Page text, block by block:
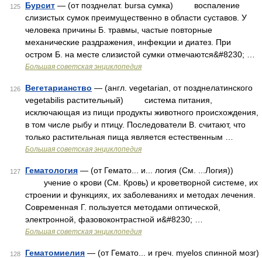
125 Бурсит — (от позднелат. bursa сумка) воспаление
слизистых сумок преимущественно в области суставов. У
человека причины Б. травмы, частые повторные
механические раздражения, инфекции и диатез. При
остром Б. на месте слизистой сумки отмечаются&#8230; …
Большая советская энциклопедия
126 Вегетарианство — (англ. vegetarian, от позднелатинского
vegetabilis растительный) система питания,
исключающая из пищи продукты животного происхождения,
в том числе рыбу и птицу. Последователи В. считают, что
только растительная пища является естественным …
Большая советская энциклопедия
127 Гематология — (от Гемато... и... логия (См. ...Логия))
учение о крови (См. Кровь) и кроветворной системе, их
строении и функциях, их заболеваниях и методах лечения.
Современная Г. пользуется методами оптической,
электронной, фазовоконтрастной и&#8230; …
Большая советская энциклопедия
128 Гематомиелия — (от Гемато... и греч. myelos спинной мозг)